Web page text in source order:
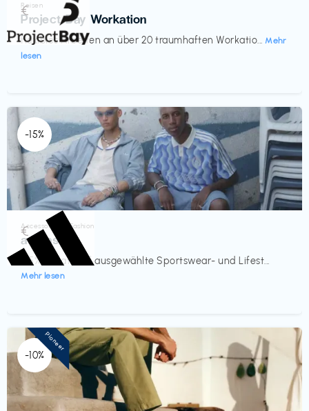
Reisen
Project Bay Workation
flexibles Arbeiten an über 20 traumhaften Workatio... Mehr
lesen
€‎
-15%
Accessoires & Fashion
adidas
-15% Rabatt auf ausgewählte Sportswear- und Lifest...
Mehr lesen
€‎
-10%
Pioneer